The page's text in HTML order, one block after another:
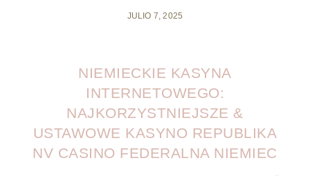
JULIO 7, 2025
NIEMIECKIE KASYNA
INTERNETOWEGO:
NAJKORZYSTNIEJSZE &
USTAWOWE KASYNO REPUBLIKA
NV CASINO FEDERALNA NIEMIEC